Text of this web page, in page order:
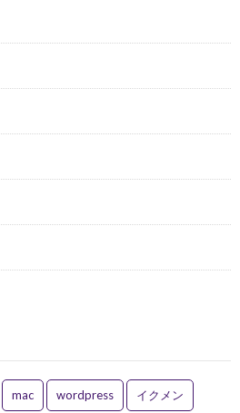
mac wordpress イクメン